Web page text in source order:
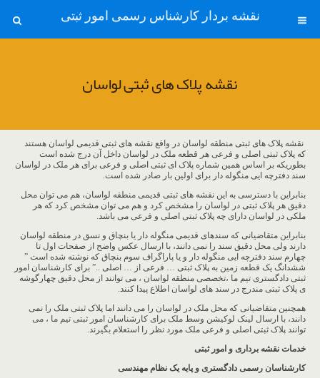
نقشه بردار کارشناس رسمی امور ثبتی
نقشه پلاک های ثبتی لواسان
نقشه پلاک های ثبتی منطقه لواسان در واقع نقشه های ثبتی قدیمی لواسان هستند
که پلاک ثبتی اصلی و فرعی هر قطعه ملک در لواسان داخل آن درج شده است
بطوریکه بر اساس همین شماره پلاک ای ثبتی اصلی و فرعی برای هر ملک در لواسان
سند دفترچه ایی منگوله دار برای اولین بار صادر شده است.
بنابراین با دسترسی به این نقشه های ثبتی قدیمی منطقه لواسان، هم می توان محل
دقیق هر پلاک ثبتی در لواسان را مشخص کرد و هم می توان مشخص کرد که هر
ملکی در لواسان دارای چه پلاک ثبتی اصلی و فرعی می باشد.
بنابراین متقاضیانی که سندهای قدیمی منگوله دار یا بنچاق و نسق در منطقه لواسان
دارند ولی محل دقیق سند را نمی دانند، با ارسال عکس واضح از صفحات اول تا
چهارم سند دفترچه ایی منگوله دار و یا پاراگراف سوم بنچاق که نوشته شده است ”
ششدانگ یک قطعه زمین به پلاک ثبتی … فرعی از … اصلی ..” برای کارشناسان امور
ثبتی دادگستری تیم ما ،تخصصی منطقه لواسان ، می توانند از محل دقیق چهارگوشه
ی پلاک ثبتی مندرج در سند های لواسان اطلاع پیدا کنند.
همچنین متقاضیانی که محل ملک در لواسان را می دانند اما پلاک ثبتی ملک را نمی
دانند، با ارسال لینک لوکیشن وسط ملک برای کارشناسان امور ثبتی تیم ما ، می
توانند پلاک ثبتی اصلی و فرعی ملک مورد نظر را استعلام بگیرند.
خدمات نقشه برداری و امور ثبتی
کارشناسان رسمی دادگستری و پایه یک نظام مهندسی